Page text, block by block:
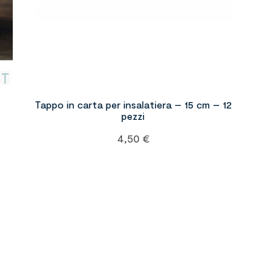
Tappo in carta per insalatiera – 15 cm – 12
pezzi
4,50 €